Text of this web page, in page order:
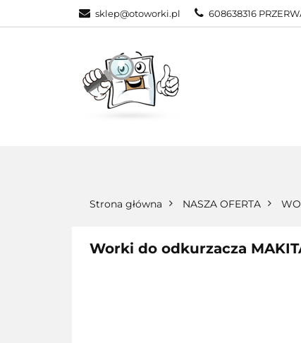
sklep@otoworki.pl 608638316
NASZA
Strona główna NASZA OFERTA
Worki do odkurzacza